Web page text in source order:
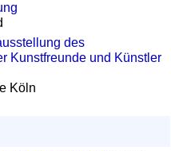
des
Kunstfreunde und Künstler
Köln